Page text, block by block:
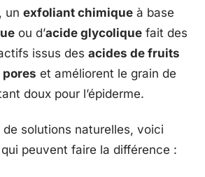
un exfoliant chimique à base
ou d’acide glycolique fait des
issus des acides de fruits
pores et améliorent le grain de
doux pour l’épiderme.
de solutions naturelles, voici
peuvent faire la différence :